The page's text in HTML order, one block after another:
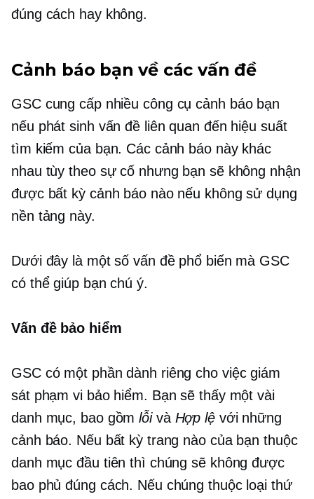
đúng cách hay không.
Cảnh báo bạn về các vấn đề
GSC cung cấp nhiều công cụ cảnh báo bạn
nếu phát sinh vấn đề liên quan đến hiệu suất
tìm kiếm của bạn. Các cảnh báo này khác
nhau tùy theo sự cố nhưng bạn sẽ không nhận
được bất kỳ cảnh báo nào nếu không sử dụng
nền tảng này.
Dưới đây là một số vấn đề phổ biến mà GSC
có thể giúp bạn chú ý.
Vấn đề bảo hiểm
GSC có một phần dành riêng cho việc giám
sát phạm vi bảo hiểm. Bạn sẽ thấy một vài
danh mục, bao gồmlỗivà Hợp lệvới những
cảnh báo. Nếu bất kỳ trang nào của bạn thuộc
danh mục đầu tiên thì chúng sẽ không được
bao phủ đúng cách. Nếu chúng thuộc loại thứ